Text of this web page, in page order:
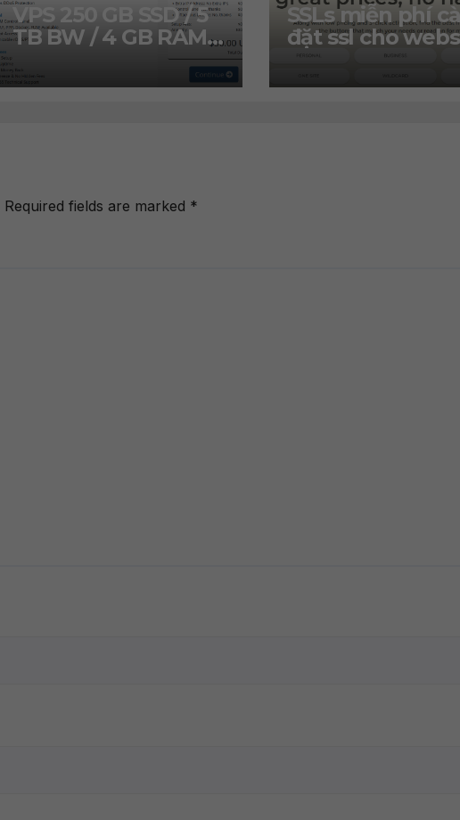
VPS 250 GB SSD / 5
TB BW / 4 GB RAM /
2 IPs / 4 CPU chỉ
30$/năm
SSLs miễn phí
đặt ssl cho
và khuyến mãi
chỉ 2.99$
Required fields are marked *